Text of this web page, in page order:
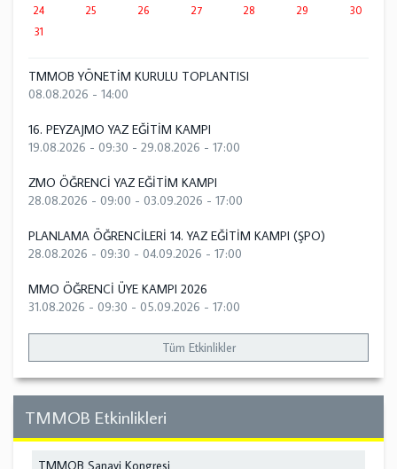
24
25 26 27 28 29
30
31
TMMOB YÖNETİM KURULU TOPLANTISI
08.08.2026 - 14:00
16. PEYZAJMO YAZ EĞİTİM KAMPI
19.08.2026 - 09:30 - 29.08.2026 - 17:00
ZMO ÖĞRENCİ YAZ EĞİTİM KAMPI
28.08.2026 - 09:00 - 03.09.2026 - 17:00
PLANLAMA ÖĞRENCİLERİ 14. YAZ EĞİTİM KAMPI (ŞPO)
28.08.2026 - 09:30 - 04.09.2026 - 17:00
MMO ÖĞRENCİ ÜYE KAMPI 2026
31.08.2026 - 09:30 - 05.09.2026 - 17:00
Tüm Etkinlikler
TMMOB Etkinlikleri
TMMOB Sanayi Kongresi